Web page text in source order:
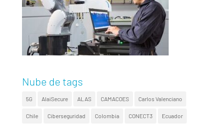
Nube de tags
5G AlaiSecure ALAS CAMACOES Carlos Valenciano
Chile Ciberseguridad Colombia CONECT3 Ecuador